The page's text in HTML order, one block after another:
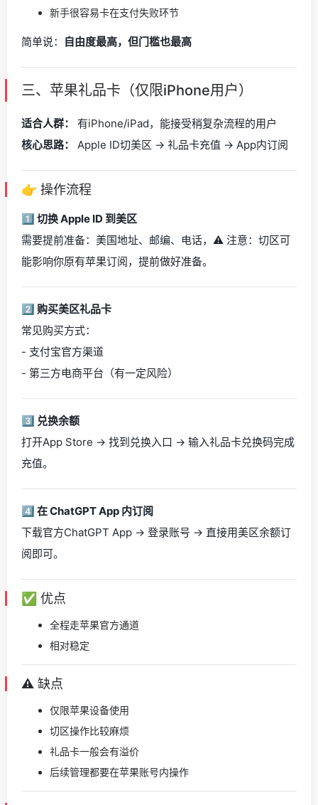
新手很容易卡在支付失败环节
简单说： 自由度最高，但门槛也最高
三、苹果礼品卡（仅限iPhone用户）
适合人群：
有iPhone/iPad，能接受稍复杂流程的用户
核心思路：
Apple ID切美区 → 礼品卡充值 → App内订阅
👉 操作流程
1️⃣ 切换 Apple ID 到美区
需要提前准备：美国地址、邮编、电话，⚠️ 注意：切区可
能影响你原有苹果订阅，提前做好准备。
2️⃣ 购买美区礼品卡
常见购买方式：
- 支付宝官方渠道
- 第三方电商平台（有一定风险）
3️⃣ 兑换余额
打开App Store → 找到兑换入口 → 输入礼品卡兑换码完成
充值。
4️⃣ 在 ChatGPT App 内订阅
下载官方ChatGPT App → 登录账号 → 直接用美区余额订
阅即可。
✅ 优点
全程走苹果官方通道
相对稳定
⚠️ 缺点
仅限苹果设备使用
切区操作比较麻烦
礼品卡一般会有溢价
后续管理都要在苹果账号内操作